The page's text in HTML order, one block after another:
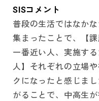
SISコメント
普段の生活ではなか
集まったことで、【
一番近い人、実施す
人】それぞれの立場
クになったと感じま
がることで、中高生